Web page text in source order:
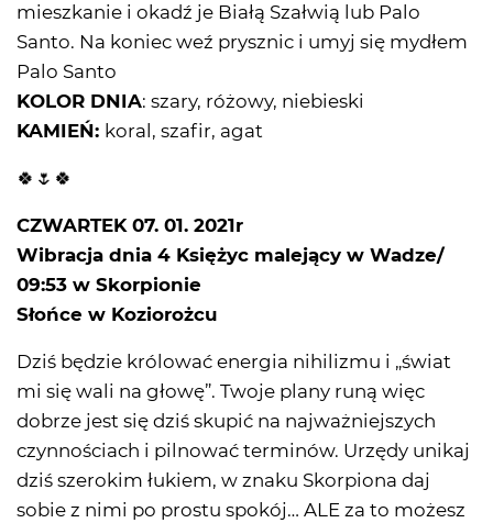
mieszkanie i okadź je Białą Szałwią lub Palo
Santo. Na koniec weź prysznic i umyj się mydłem
Palo Santo
KOLOR DNIA: szary, różowy, niebieski
KAMIEŃ: koral, szafir, agat
🍀🌷🍀
CZWARTEK 07. 01. 2021r
Wibracja dnia 4 Księżyc malejący w Wadze/
09:53 w Skorpionie
Słońce w Koziorożcu
Dziś będzie królować energia nihilizmu i „świat
mi się wali na głowę”. Twoje plany runą więc
dobrze jest się dziś skupić na najważniejszych
czynnościach i pilnować terminów. Urzędy unikaj
dziś szerokim łukiem, w znaku Skorpiona daj
sobie z nimi po prostu spokój… ALE za to możesz